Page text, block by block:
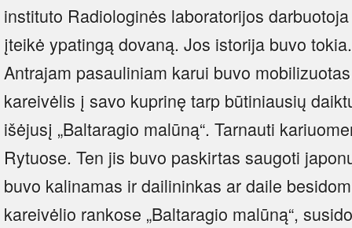
instituto Radiologinės laboratorijos
įteikė ypatingą dovaną. Jos istorija buvo
Antrajam pasauliniam karui buvo
kareivėlis į savo kuprinę tarp būtiniausių
išėjusį „Baltaragio malūną“. Tarnauti
Rytuose. Ten jis buvo paskirtas saugoti
buvo kalinamas ir dailininkas ar daile
kareivėlio rankose „Baltaragio malūną“,